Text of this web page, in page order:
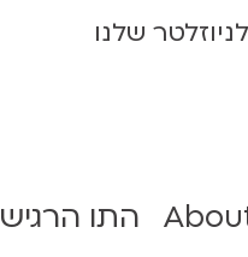
שלנו
התו הרגיש